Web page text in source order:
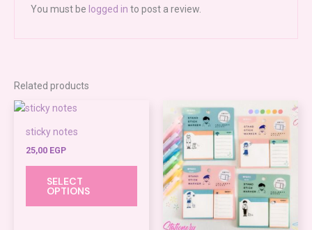
You must be logged in to post a review.
Related products
sticky notes
25,00 EGP
SELECT
OPTIONS
multiple
variants.
options